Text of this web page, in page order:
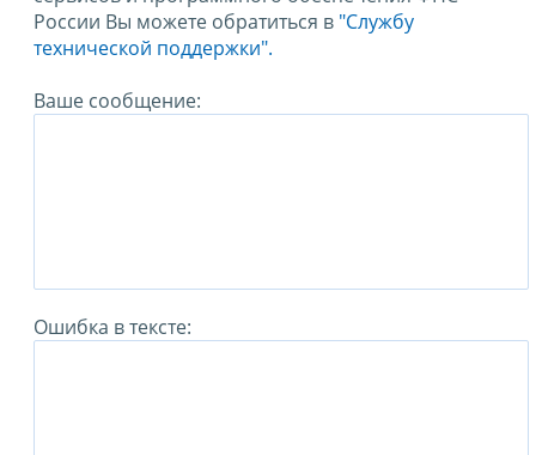
России Вы можете обратиться в "Службу
технической поддержки".
Ваше сообщение:
Ошибка в тексте: